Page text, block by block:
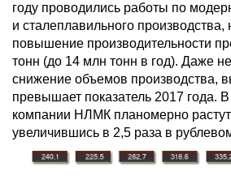
году проводились работы по
и сталеплавильного
повышение производительности
тонн (до 14 млн тонн в год). Даже
снижение объемов производства,
превышает показатель 2017 года.
компании НЛМК планомерно растут
увеличившись в 2,5 раза в